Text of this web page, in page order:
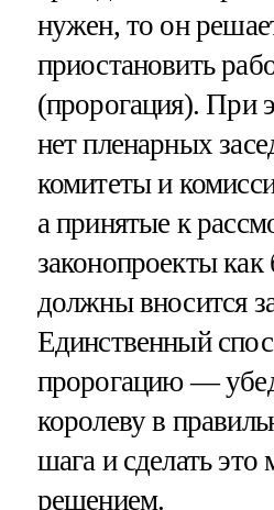
нужен, то он
приостановить
(пророгация). При
нет пленарных
комитеты и
а принятые к
законопроекты
должны вносится
Единственный
пророгацию —
королеву в
шага и сделать
решением.